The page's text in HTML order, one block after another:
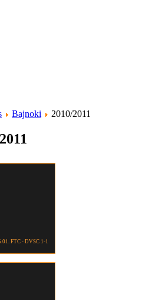
Bajnoki 2010/2011
FTC - DVSC 1-1